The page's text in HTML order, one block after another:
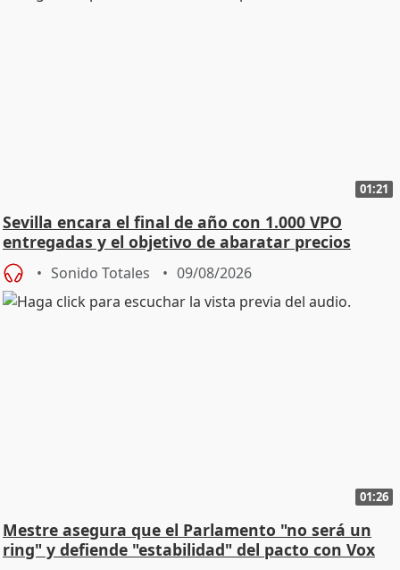
01:21
Sevilla encara el final de año con 1.000 VPO
entregadas y el objetivo de abaratar precios
Sonido Totales 09/08/2026
01:26
Mestre asegura que el Parlamento "no será un
ring" y defiende "estabilidad" del pacto con Vox